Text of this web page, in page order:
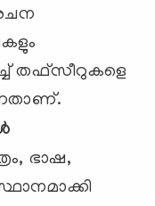
തഫ്‌സീറുകളെ
ഭാഷ,